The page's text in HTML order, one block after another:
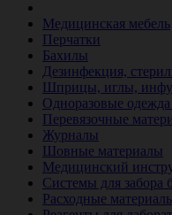
Медицинская мебель
Перчатки
Бахилы
Дезинфекция,
Шприцы, иглы,
Одноразовые одежда
Перевязочные
Журналы
Шовные материалы
Медицинский
Системы для забора
Расходные